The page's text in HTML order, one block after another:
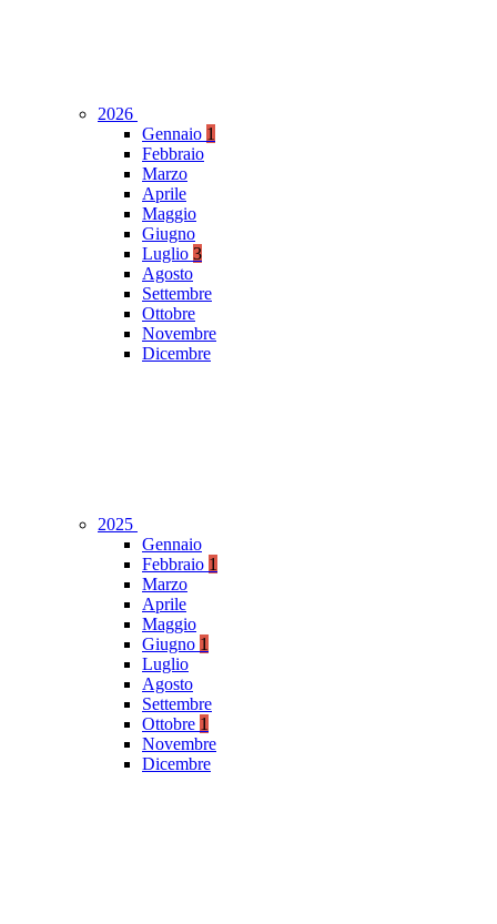
2026
Gennaio 1
Febbraio
Marzo
Aprile
Maggio
Giugno
Luglio 3
Agosto
Settembre
Ottobre
Novembre
Dicembre
2025
Gennaio
Febbraio 1
Marzo
Aprile
Maggio
Giugno 1
Luglio
Agosto
Settembre
Ottobre 1
Novembre
Dicembre